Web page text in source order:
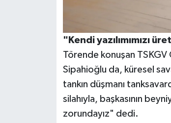
"Kendi yazılımımızı
Törende konuşan TSKGV
Sipahioğlu da, küresel
tankın düşmanı
silahıyla, başkasının
zorundayız" dedi.